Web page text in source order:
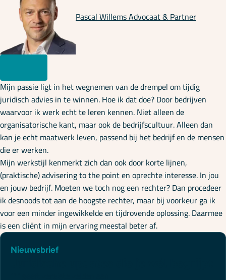
Pascal WillemsAdvocaat & Partner
Mijn passie ligt in het wegnemen van de drempel om tijdig
juridisch advies in te winnen. Hoe ik dat doe? Door bedrijven
waarvoor ik werk echt te leren kennen. Niet alleen de
organisatorische kant, maar ook de bedrijfscultuur. Alleen dan
kan je echt maatwerk leven, passend bij het bedrijf en de mensen
die er werken.
Mijn werkstijl kenmerkt zich dan ook door korte lijnen,
(praktische) advisering to the point en oprechte interesse. In jou
en jouw bedrijf. Moeten we toch nog een rechter? Dan procedeer
ik desnoods tot aan de hoogste rechter, maar bij voorkeur ga ik
voor een minder ingewikkelde en tijdrovende oplossing. Daarmee
is een cliënt in mijn ervaring meestal beter af.
Nieuwsbrief